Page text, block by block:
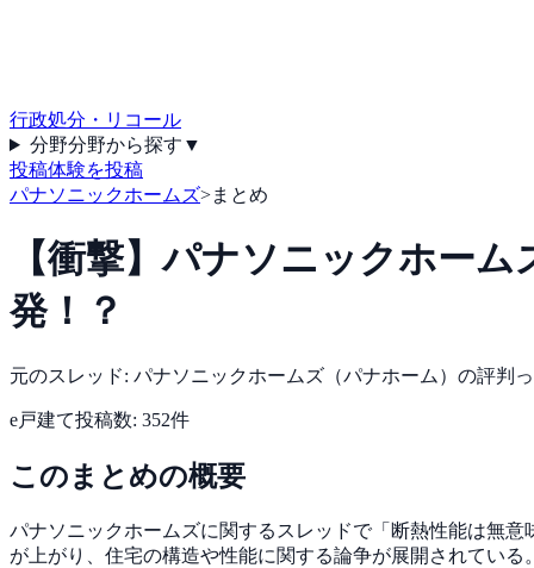
行政処分・リコール
分野分野から探す ▼
投稿体験を投稿
パナソニックホームズ>まとめ
【衝撃】パナソニックホー
発！？
元のスレッド: パナソニックホームズ（パナホーム）の評判
e戸建て投稿数: 352件
このまとめの概要
パナソニックホームズに関するスレッドで「断熱性能は無
が上がり、住宅の構造や性能に関する論争が展開されている